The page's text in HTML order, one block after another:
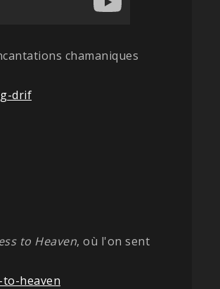
chamaniques
drif
to Heaven, où l'on sent
heaven